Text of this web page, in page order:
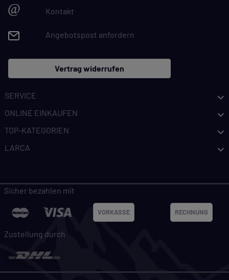
@ Kontakt
Angebotspost anfordern
Vertrag widerrufen
SERVICE
ONLINE EINKAUFEN
TOP-KATEGORIEN
LARCA
Sicher bezahlen mit
VORKASSE RECHNUNG
Zustellung durch